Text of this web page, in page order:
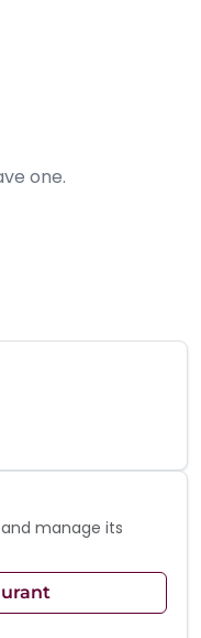
one.
manage its